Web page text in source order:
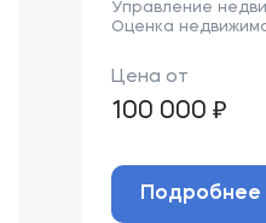
Управление
Оценка
Цена от
100 000 ₽
Подробнее